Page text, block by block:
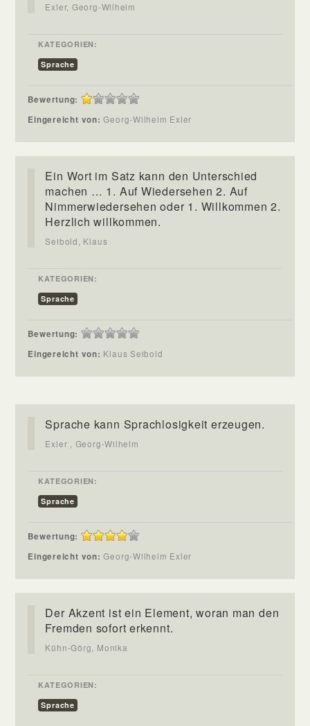
Exler, Georg-Wilhelm
KATEGORIEN:
Sprache
Bewertung:
Eingereicht von:Georg-Wilhelm Exler
Ein Wort im Satz kann den Unterschied
machen … 1. Auf Wiedersehen 2. Auf
Nimmerwiedersehen oder 1. Willkommen 2.
Herzlich willkommen.
Seibold, Klaus
KATEGORIEN:
Sprache
Bewertung:
Eingereicht von: Klaus Seibold
Sprache kann Sprachlosigkeit erzeugen.
Exler , Georg-Wilhelm
KATEGORIEN:
Sprache
Bewertung:
Eingereicht von:Georg-Wilhelm Exler
Der Akzent ist ein Element, woran man den
Fremden sofort erkennt.
Kühn-Görg, Monika
KATEGORIEN:
Sprache